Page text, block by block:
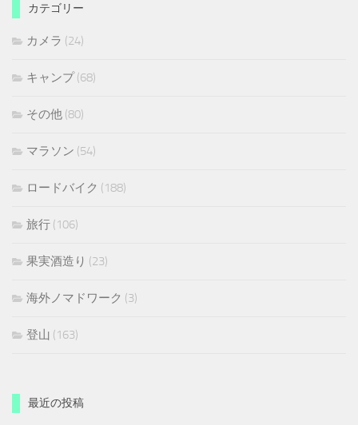
カテゴリー
カメラ (24)
キャンプ(68)
その他 (80)
マラソン (54)
ロードバイク (188)
旅行 (106)
果実酒造り (23)
海外ノマドワーク (3)
登山 (163)
最近の投稿